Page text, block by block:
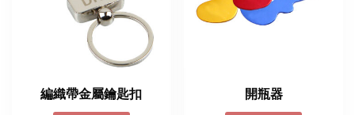
編織帶金屬鑰匙扣 開瓶器